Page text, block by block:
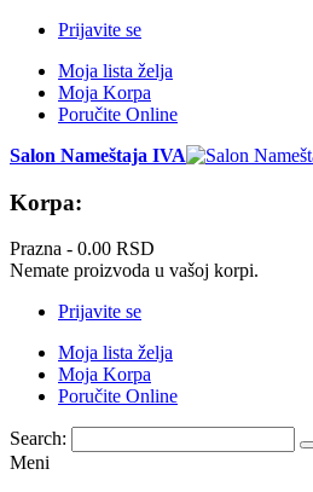
Prijavite se
Moja lista želja
Moja Korpa
Poručite Online
Salon Nameštaja IVA
Korpa:
Prazna - 0.00 RSD
Nemate proizvoda u vašoj korpi.
Prijavite se
Moja lista želja
Moja Korpa
Poručite Online
Search:
Meni